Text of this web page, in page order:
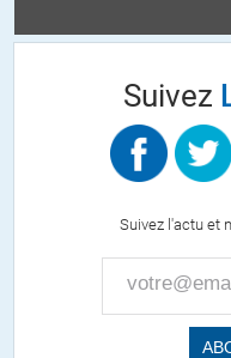
et de la demande censée
vite les « capitalistes » ont
Et ils n’ont eu de cesse «
colonisation des imaginaires
Suivez
Suivez l'actu et